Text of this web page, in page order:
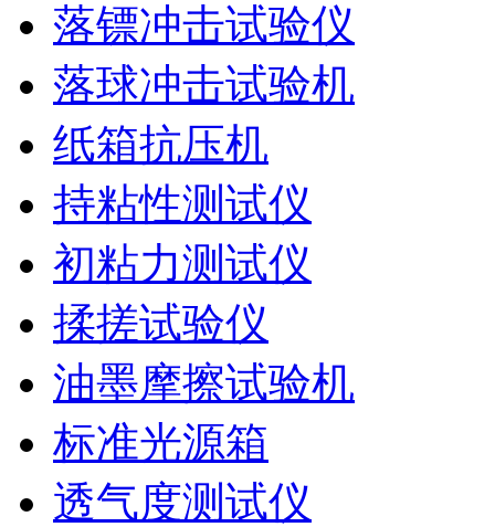
落镖冲击试验仪
落球冲击试验机
纸箱抗压机
持粘性测试仪
初粘力测试仪
揉搓试验仪
油墨摩擦试验机
标准光源箱
透气度测试仪